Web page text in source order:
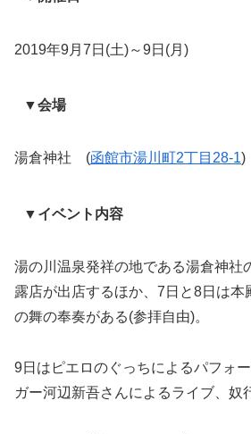
2019年9月7日(土)～9日(月)
▼会場
湯倉神社 (函館市湯川町2丁目28-1)
▼イベント内容
湯の川温泉発祥の地である湯倉神社
露店が出店するほか、7日と8日は本
の舞の奉奏がある(参拝自由)。
9日はピエロのぐっちによるパフォ
ガー河辺新吾さんによるライブ、奴